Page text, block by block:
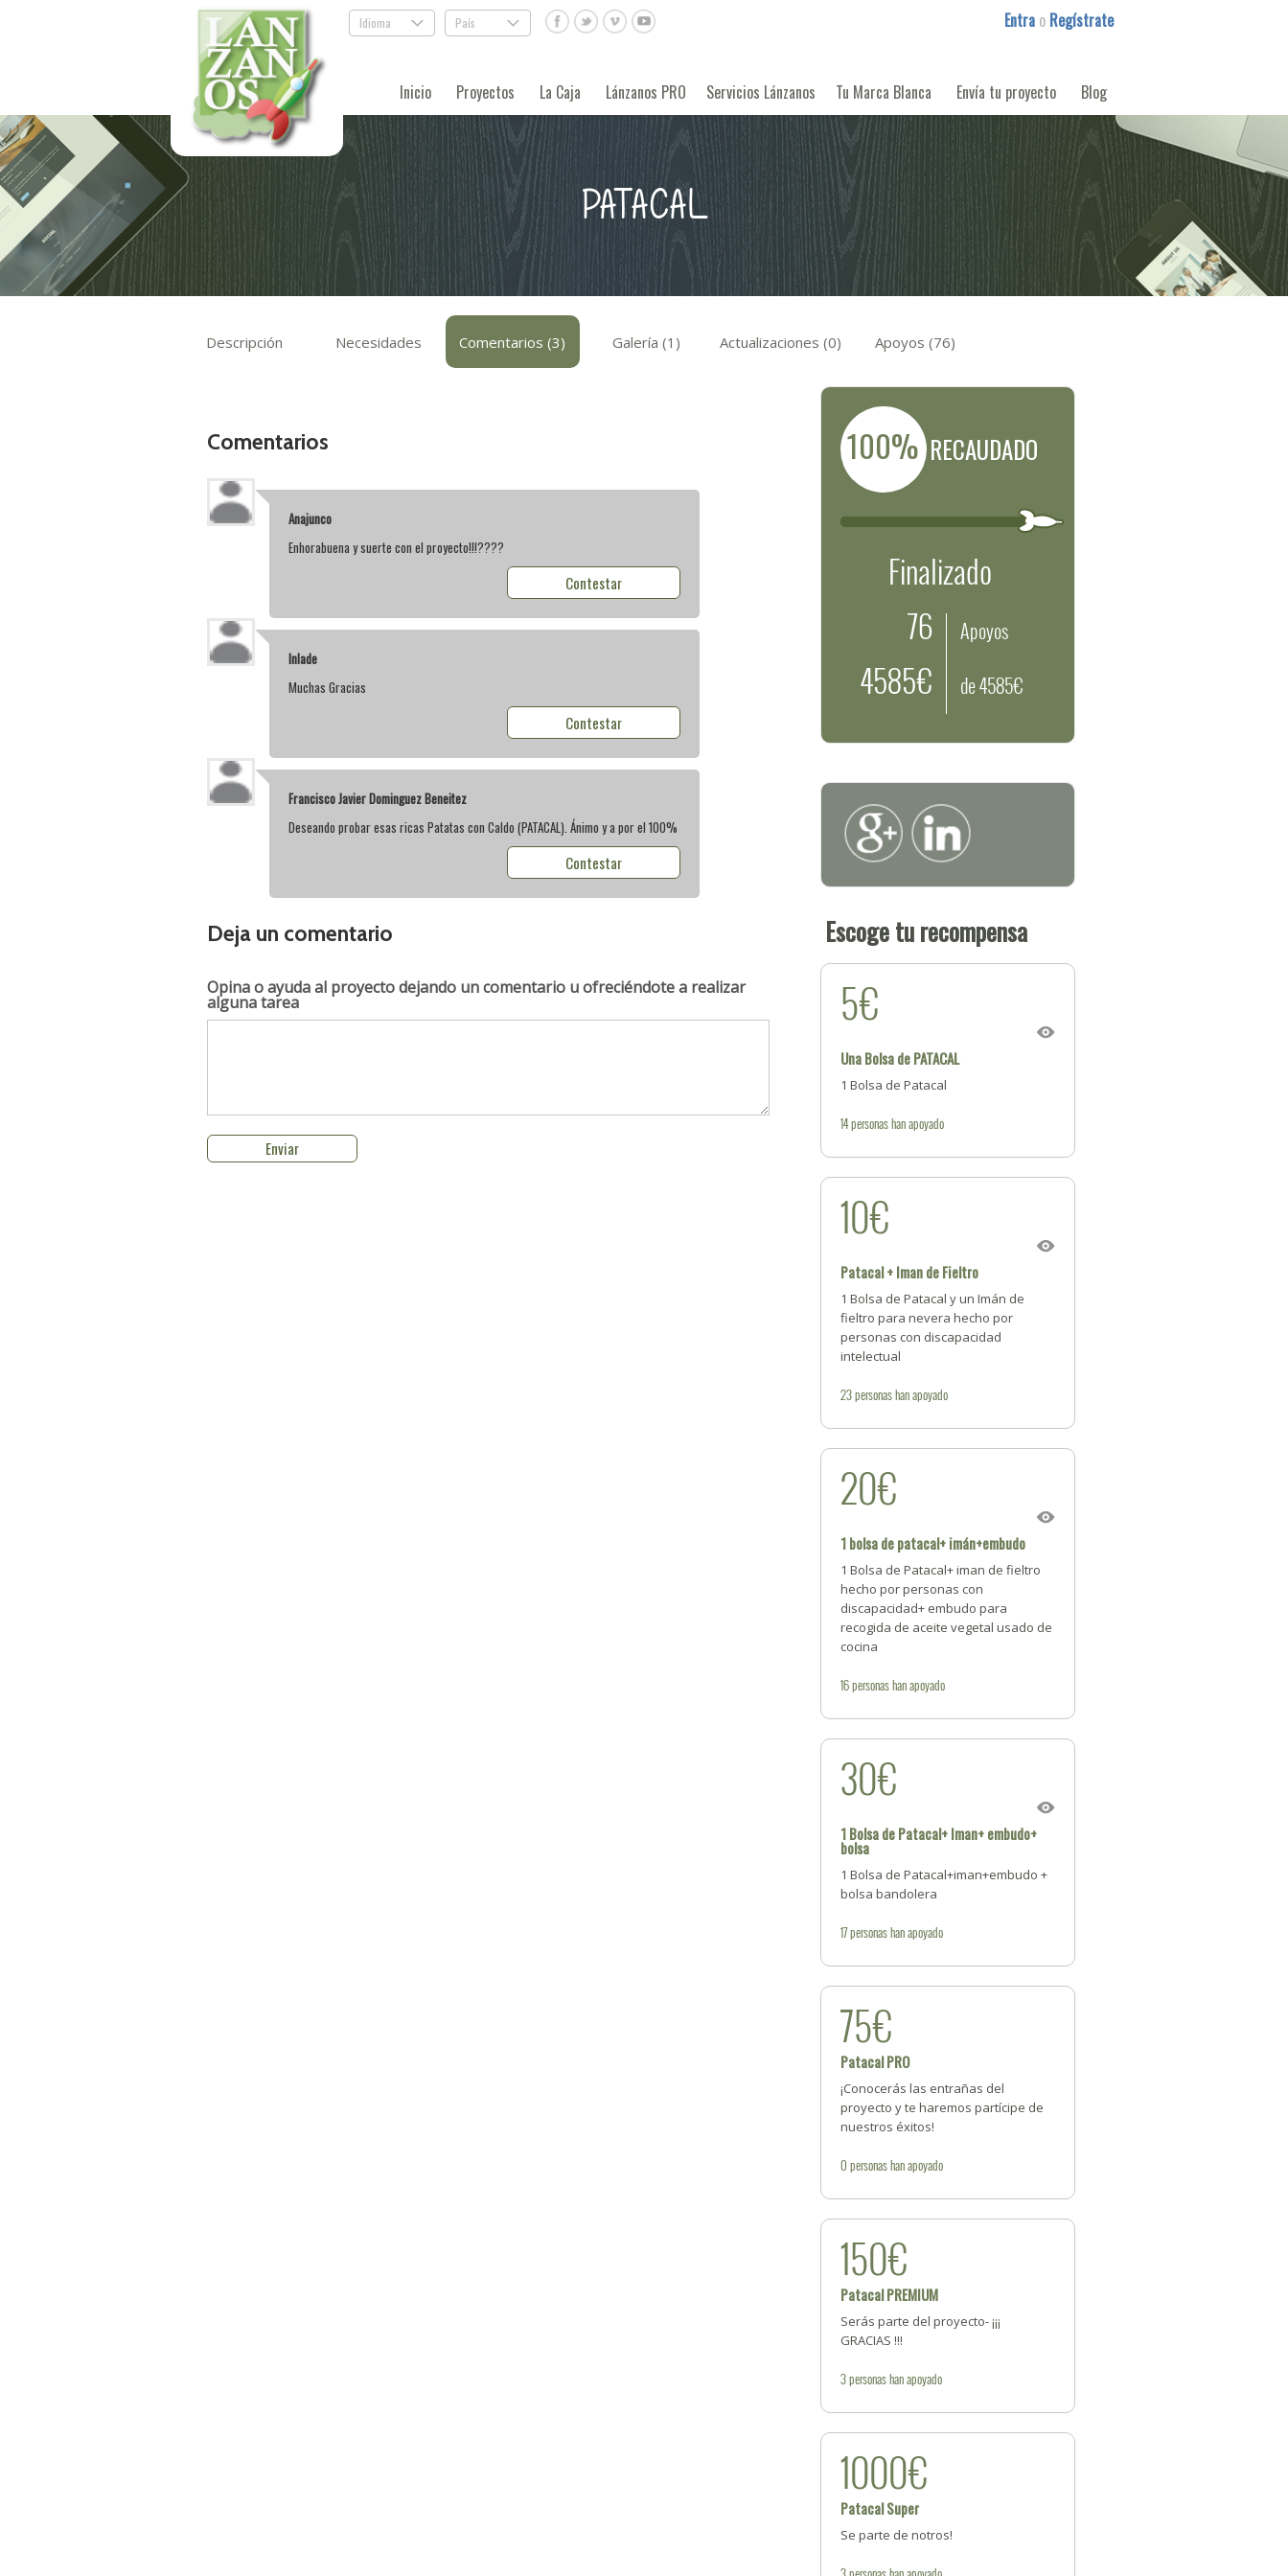
Idioma . País . Entra o Regístrate
Inicio Proyectos La Caja Lánzanos PRO Servicios Lánzanos Tu Marca Blanca Envía tu proyecto Blog
PATACAL
Descripción Necesidades Comentarios (3) Galería (1) Actualizaciones (0) Apoyos (76)
Comentarios
Anajunco
Enhorabuena y suerte con el proyecto!!!????
Contestar
Inlade
Muchas Gracias
Contestar
Francisco Javier Dominguez Beneitez
Deseando probar esas ricas Patatas con Caldo (PATACAL). Ánimo y a por el 100%
Contestar
Deja un comentario
Opina o ayuda al proyectodejando un comentario u ofreciéndote a realizar
alguna tarea
100% RECAUDADO
Finalizado
76
4585€
Apoyos
de 4585€
Escoge tu recompensa
5€
Una Bolsa de PATACAL
1 Bolsa de Patacal
14personashan apoyado
10€
Patacal + Iman de Fieltro
1 Bolsa de Patacal y un Imán de
fieltro para nevera hecho por
personas con discapacidad
intelectual
23personashan apoyado
20€
1 bolsa de patacal+ imán+embudo
1 Bolsa de Patacal+ iman de fieltro
hecho por personas con
discapacidad+ embudo para
recogida de aceite vegetal usado de
cocina
16personashan apoyado
30€
1 Bolsa de Patacal+ Iman+ embudo+
bolsa
1 Bolsa de Patacal+iman+embudo +
bolsa bandolera
17personashan apoyado
75€
Patacal PRO
¡Conocerás las entrañas del
proyecto y te haremos partícipe de
nuestros éxitos!
0personashan apoyado
150€
Patacal PREMIUM
Serás parte del proyecto- ¡¡¡
GRACIAS !!!
3personashan apoyado
1000€
Patacal Super
Se parte de notros!